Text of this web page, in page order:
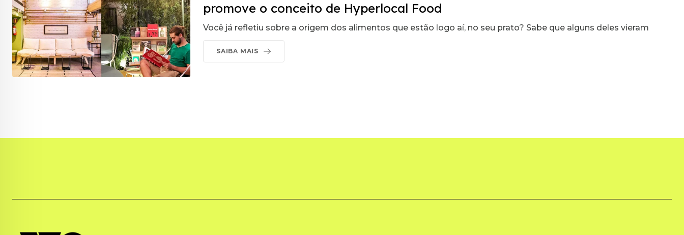
promove o conceito de Hyperlocal Food
Você já refletiu sobre a origem dos alimentos que estão logo aí, no seu prato? Sabe que alguns deles vieram
SAIBA MAIS